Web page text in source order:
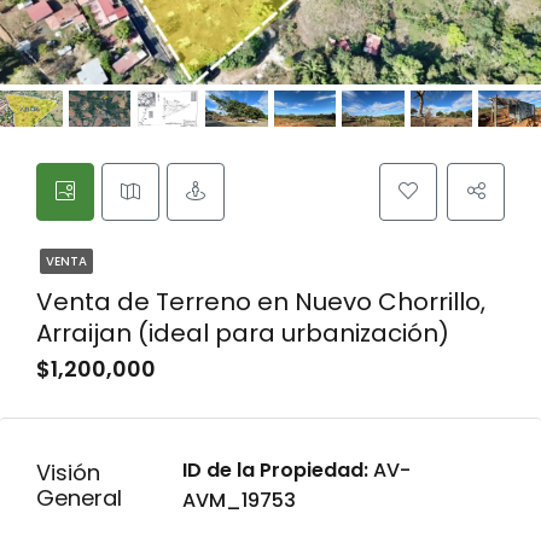
VENTA
Venta de Terreno en Nuevo Chorrillo,
Arraijan (ideal para urbanización)
$1,200,000
Visión
General
ID de la Propiedad:AV-
AVM_19753